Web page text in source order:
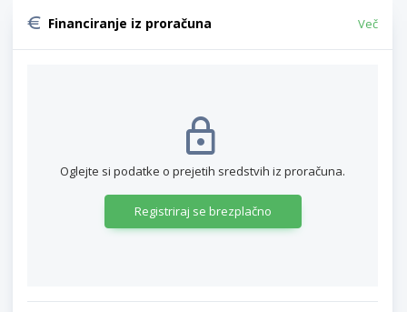
Financiranje iz proračuna Več
Oglejte si podatke o prejetih sredstvih iz proračuna.
Registriraj se brezplačno